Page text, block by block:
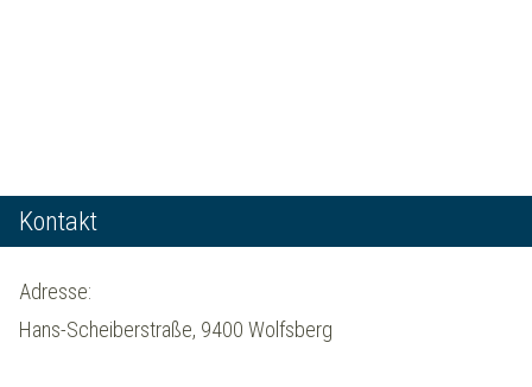
Kontakt
Adresse:
Hans-Scheiberstraße, 9400 Wolfsberg